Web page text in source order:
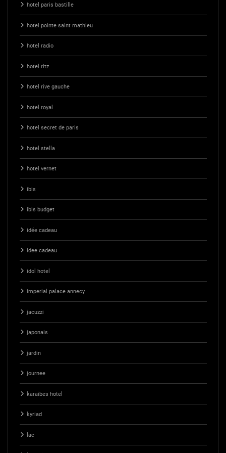
hotel paris bastille
hotel pointe saint mathieu
hotel radio
hotel ritz
hotel rive gauche
hotel royal
hotel secret de paris
hotel stella
hotel vernet
ibis
ibis budget
idée cadeau
idee cadeau
idol hotel
imperial palace annecy
jacuzzi
japonais
jardin
journee
karaibes hotel
kyriad
lac